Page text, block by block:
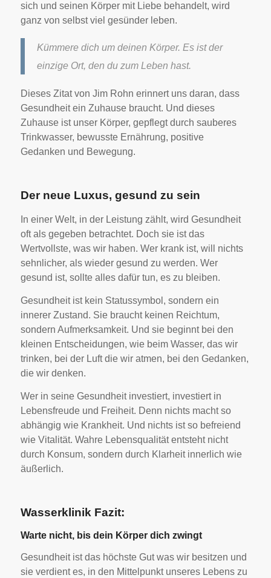
sich und seinen Körper mit Liebe behandelt, wird
ganz von selbst viel gesünder leben.
Kümmere dich um deinen Körper. Es ist der
einzige Ort, den du zum Leben hast.
Dieses Zitat von Jim Rohn erinnert uns daran, dass
Gesundheit ein Zuhause braucht. Und dieses
Zuhause ist unser Körper, gepflegt durch sauberes
Trinkwasser, bewusste Ernährung, positive
Gedanken und Bewegung.
Der neue Luxus, gesund zu sein
In einer Welt, in der Leistung zählt, wird Gesundheit
oft als gegeben betrachtet. Doch sie ist das
Wertvollste, was wir haben. Wer krank ist, will nichts
sehnlicher, als wieder gesund zu werden. Wer
gesund ist, sollte alles dafür tun, es zu bleiben.
Gesundheit ist kein Statussymbol, sondern ein
innerer Zustand. Sie braucht keinen Reichtum,
sondern Aufmerksamkeit. Und sie beginnt bei den
kleinen Entscheidungen, wie beim Wasser, das wir
trinken, bei der Luft die wir atmen, bei den Gedanken,
die wir denken.
Wer in seine Gesundheit investiert, investiert in
Lebensfreude und Freiheit. Denn nichts macht so
abhängig wie Krankheit. Und nichts ist so befreiend
wie Vitalität. Wahre Lebensqualität entsteht nicht
durch Konsum, sondern durch Klarheit innerlich wie
äußerlich.
Wasserklinik Fazit:
Warte nicht, bis dein Körper dich zwingt
Gesundheit ist das höchste Gut was wir besitzen und
sie verdient es, in den Mittelpunkt unseres Lebens zu